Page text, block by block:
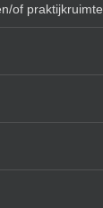
of praktijkruimte